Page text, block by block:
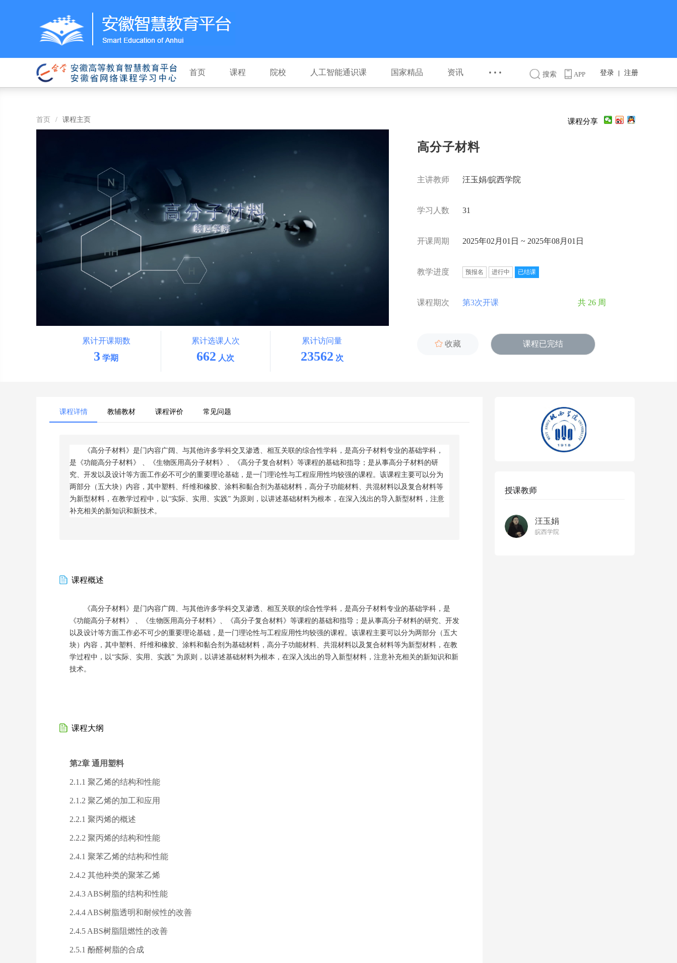
首页 课程 院校 人工智能通识课 国家精品 资讯 ··· 搜索 APP 登录 注册
首页 / 课程主页
累计开课期数
3 学期
累计选课人次
662 人次
累计访问量
23562 次
课程分享
高分子材料
主讲教师 汪玉娟/皖西学院
学习人数 31
开课周期 2025年02月01日 ~ 2025年08月01日
教学进度 预报名 进行中 已结课
课程期次 第3次开课 共 26 周
 收藏 课程已完结
课程详情 教辅教材 课程评价 常见问题
《高分子材料》是门内容广阔、与其他许多学科交叉渗透、相互关联的综合性学科，是高分子材料专业的基础学科，
是《功能高分子材料》
、《生物医用高分子材料》、《高分子复合材料》等课程的基础和指导；是从事高分子材料的研
究、开发以及设计等方面工作必不可少的重要理论基础，是一门理论性与工程应用性均较强的课程。该课程主要可以分为
两部分（五大块）内容，其中塑料、纤维和橡胶、涂料和黏合剂为基础材料，高分子功能材料、共混材料以及复合材料等
为新型材料，在教学过程中，以“实际、实用、实践” 为原则，以讲述基础材料为根本，在深入浅出的导入新型材料，注意
补充相关的新知识和新技术。
课程概述
《高分子材料》是门内容广阔、与其他许多学科交叉渗透、相互关联的综合性学科，是高分子材料专业的基础学科，是
《功能高分子材料》
、《生物医用高分子材料》、《高分子复合材料》等课程的基础和指导；是从事高分子材料的研究、开发
以及设计等方面工作必不可少的重要理论基础，是一门理论性与工程应用性均较强的课程。该课程主要可以分为两部分（五大
块）内容，其中塑料、纤维和橡胶、涂料和黏合剂为基础材料，高分子功能材料、共混材料以及复合材料等为新型材料，在教
学过程中，以“实际、实用、实践” 为原则，以讲述基础材料为根本，在深入浅出的导入新型材料，注意补充相关的新知识和新
技术。
课程大纲
第2章 通用塑料
2.1.1 聚乙烯的结构和性能
2.1.2 聚乙烯的加工和应用
2.2.1 聚丙烯的概述
2.2.2 聚丙烯的结构和性能
2.4.1 聚苯乙烯的结构和性能
2.4.2 其他种类的聚苯乙烯
2.4.3 ABS树脂的结构和性能
2.4.4 ABS树脂透明和耐候性的改善
2.4.5 ABS树脂阻燃性的改善
2.5.1 酚醛树脂的合成
授课教师
汪玉娟
皖西学院